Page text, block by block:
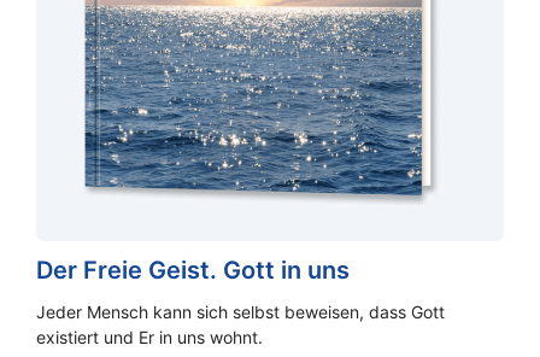
Der Freie Geist. Gott in uns
Jeder Mensch kann sich selbst beweisen, dass Gott
existiert und Er in uns wohnt.